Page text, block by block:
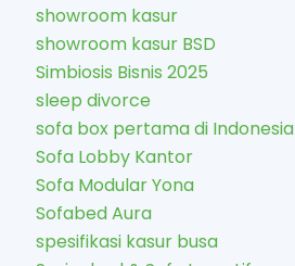
showroom kasur
showroom kasur BSD
Simbiosis Bisnis 2025
sleep divorce
sofa box pertama di Indonesia
Sofa Lobby Kantor
Sofa Modular Yona
Sofabed Aura
spesifikasi kasur busa